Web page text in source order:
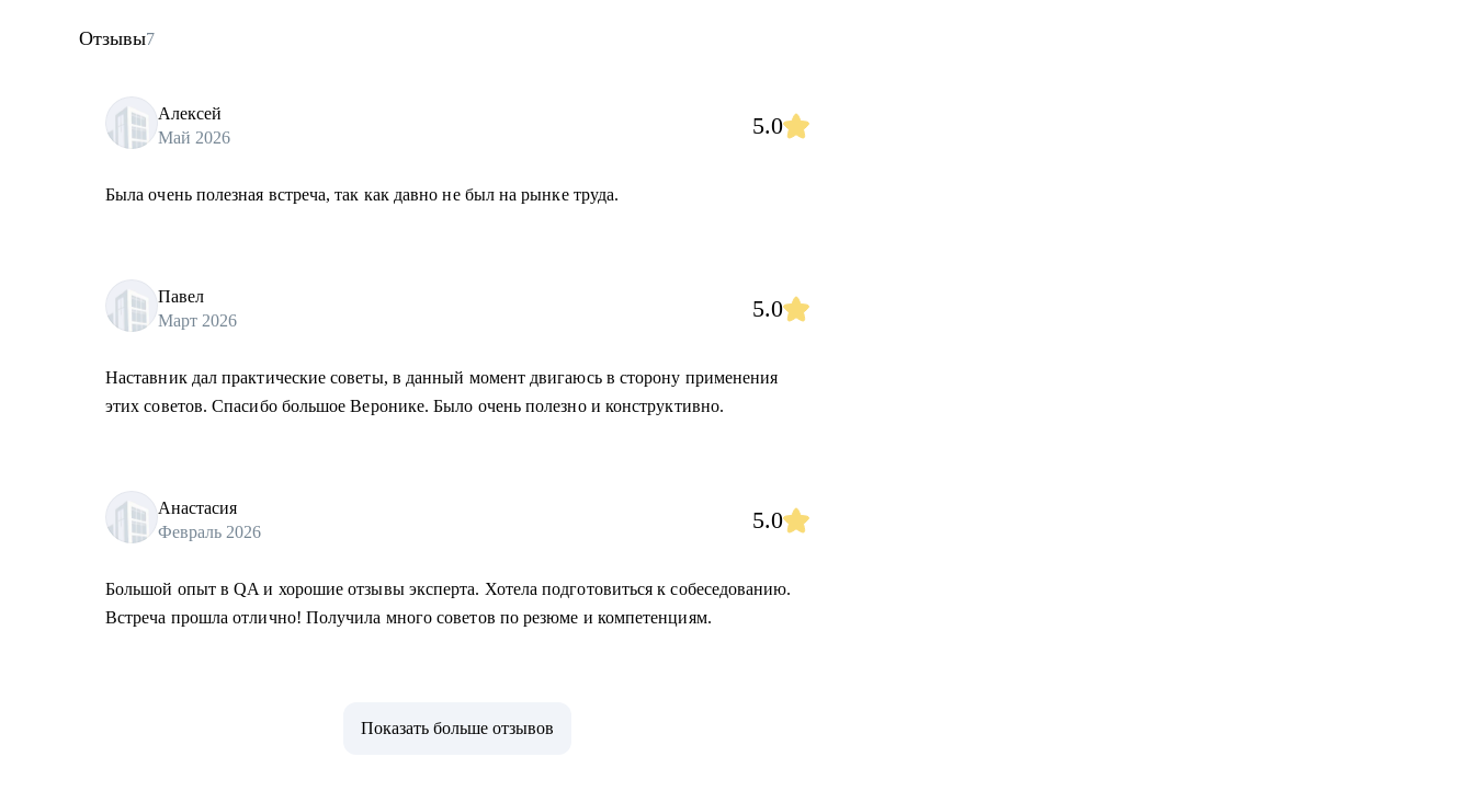
Отзывы7
Алексей
Май 2026
5.0
Была очень полезная встреча, так как давно не был на рынке труда.
Павел
Март 2026
5.0
Наставник дал практические советы, в данный момент двигаюсь в сторону применения
этих советов. Спасибо большое Веронике. Было очень полезно и конструктивно.
Анастасия
Февраль 2026
5.0
Большой опыт в QA и хорошие отзывы эксперта. Хотела подготовиться к собеседованию.
Встреча прошла отлично! Получила много советов по резюме и компетенциям.
Показать больше отзывов